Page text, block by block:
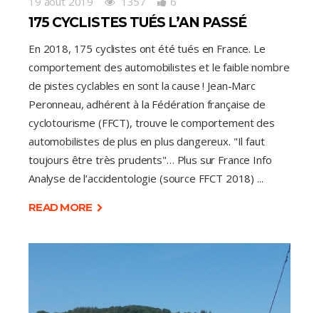
175 CYCLISTES TUÉS L’AN PASSÉ
En 2018, 175 cyclistes ont été tués en France. Le
comportement des automobilistes et le faible nombre
de pistes cyclables en sont la cause ! Jean-Marc
Peronneau, adhérent à la Fédération française de
cyclotourisme (FFCT), trouve le comportement des
automobilistes de plus en plus dangereux. "Il faut
toujours être très prudents"… Plus sur France Info
Analyse de l’accidentologie (source FFCT 2018)
READ MORE